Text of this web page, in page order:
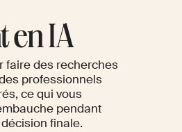
pour
en IA
faire des recherches
professionnels
ce qui vous
pendant
finale.